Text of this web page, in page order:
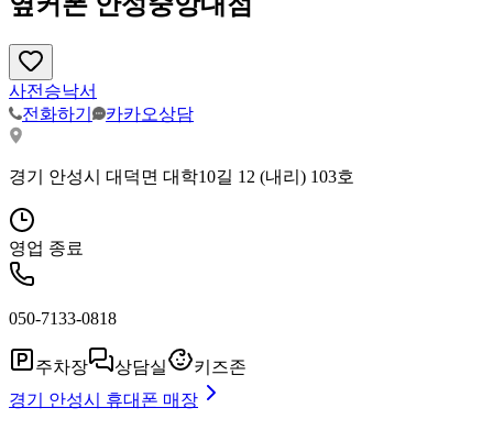
사전승낙서
전화하기
카카오상담
경기 안성시 대덕면 대학10길 12 (내리) 103호
영업 종료
050-7133-0818
주차장 상담실
키즈존
경기 안성시
휴대폰 매장